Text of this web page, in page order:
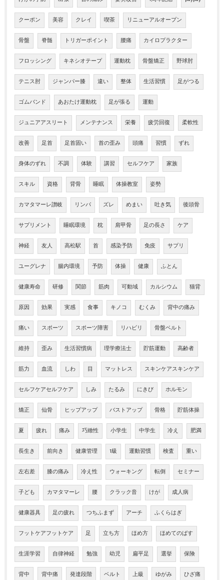
クーポン 美容 クレイ 喫茶 リニューアルオープン
骨盤 脊髄 トリガーポイント 腰痛 カイロプラクター
フロッシング キネシオテープ 運動枕 骨盤矯正 野球肘
テニス肘 ジャンパー膝 違い 整体 生活習慣 足がつる
ゴムバンド あおたけ運動枕 足が張る 運動
ジュニアアスリート メンテナンス 栄養 疲労回復 柔軟性
改善 足首 足首固い 首の歪み 頭痛 習慣 ずれ
身体のずれ 不調 体験 講習 セルフケア 家族
スキル 資格 背骨 睡眠 体操教室 姿勢
カマタマーレ讃岐 リンパ ズレ めまい 吐き気 後頭骨
サプリメント 睡眠環境 枕 肩甲骨 足の長さ ケア
神経 友人 高松駅 首 感染予防 免疫 サプリ
ユーグレナ 腸内環境 予防 体操 健康 ふとん
健康寿命 研修 関節 筋肉 可動域 カルシウム 猫背
原因 効果 実感 食事 キノコ むくみ 背中の痛み
痛い スポーツ スポーツ障害 リハビリ 骨盤ベルト
維持 歪み 生活習慣病 理学療法士 貯筋運動 高齢者
筋力 血流 しわ 目 マットレス スキンケアスキンケア
セルフケアセルフケア しみ たるみ にきび ホルモン
矯正 仙骨 ヒップアップ バストアップ 骨格 貯筋体操
夏 疲れ 痛み 巧緻性 小学生 中学生 冷え 肥満
長生き 前向き 健康管理 1級 運動習慣 検査 重い
左右差 膝の痛み 冷え性 ウォーキング 転倒 セミナー
子ども カマタマーレ 腰 クラック音 けが 成人病
健康器具 足の疲れ つちふまず アーチ ふくらはぎ
フットケアフットケア 足 立ち方 ほめ方 ほめてのばす
生涯学習 自律神経 勉強 幼児 扁平足 選挙 保険
背中 背中痛 発達段階 ベルト 上級 ゆがみ ひざ痛